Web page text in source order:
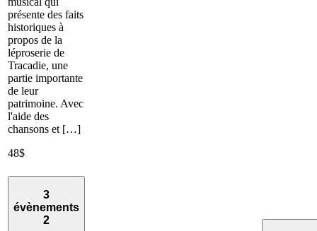
présente des faits
historiques à
propos de la
léproserie de
Tracadie, une
partie importante
de leur
patrimoine. Avec
l'aide des
chansons et […]
48$
3
évènements
2